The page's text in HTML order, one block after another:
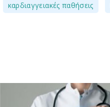
καρδιαγγειακές παθήσεις